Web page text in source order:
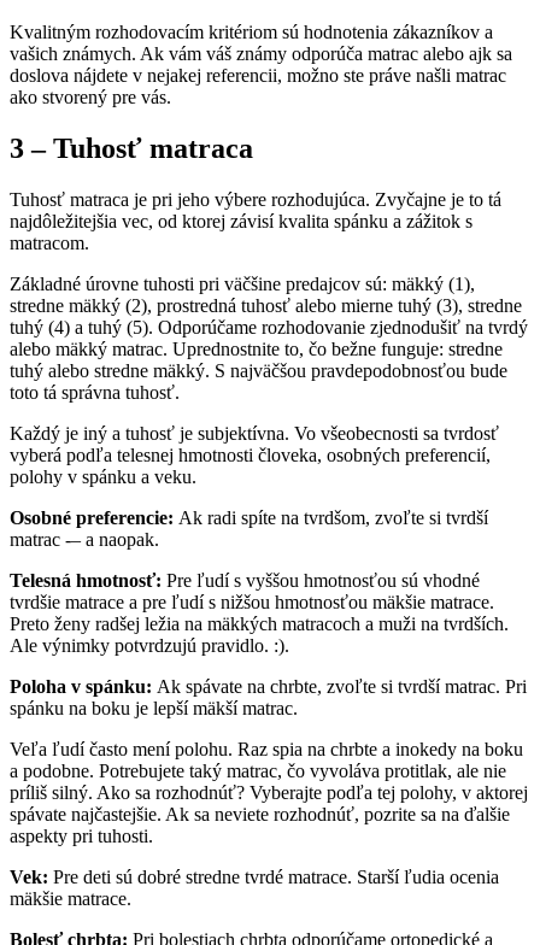
Kvalitným rozhodovacím kritériom sú hodnotenia zákazníkov a
vašich známych. Ak vám váš známy odporúča matrac alebo ajk sa
doslova nájdete v nejakej referencii, možno ste práve našli matrac
ako stvorený pre vás.
3 – Tuhosť matraca
Tuhosť matraca je pri jeho výbere rozhodujúca. Zvyčajne je to tá
najdôležitejšia vec, od ktorej závisí kvalita spánku a zážitok s
matracom.
Základné úrovne tuhosti pri väčšine predajcov sú: mäkký (1),
stredne mäkký (2), prostredná tuhosť alebo mierne tuhý (3), stredne
tuhý (4) a tuhý (5). Odporúčame rozhodovanie zjednodušiť na tvrdý
alebo mäkký matrac. Uprednostnite to, čo bežne funguje: stredne
tuhý alebo stredne mäkký. S najväčšou pravdepodobnosťou bude
toto tá správna tuhosť.
Každý je iný a tuhosť je subjektívna. Vo všeobecnosti sa tvrdosť
vyberá podľa telesnej hmotnosti človeka, osobných preferencií,
polohy v spánku a veku.
Osobné preferencie: Ak radi spíte na tvrdšom, zvoľte si tvrdší
matrac -– a naopak.
Telesná hmotnosť: Pre ľudí s vyššou hmotnosťou sú vhodné
tvrdšie matrace a pre ľudí s nižšou hmotnosťou mäkšie matrace.
Preto ženy radšej ležia na mäkkých matracoch a muži na tvrdších.
Ale výnimky potvrdzujú pravidlo. :).
Poloha v spánku: Ak spávate na chrbte, zvoľte si tvrdší matrac. Pri
spánku na boku je lepší mäkší matrac.
Veľa ľudí často mení polohu. Raz spia na chrbte a inokedy na boku
a podobne. Potrebujete taký matrac, čo vyvoláva protitlak, ale nie
príliš silný. Ako sa rozhodnúť? Vyberajte podľa tej polohy, v aktorej
spávate najčastejšie. Ak sa neviete rozhodnúť, pozrite sa na ďalšie
aspekty pri tuhosti.
Vek: Pre deti sú dobré stredne tvrdé matrace. Starší ľudia ocenia
mäkšie matrace.
Bolesť chrbta: Pri bolestiach chrbta odporúčame ortopedické a